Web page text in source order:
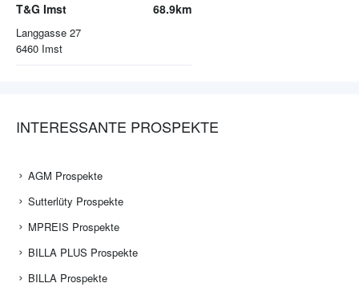
T&G Imst
Langgasse 27
6460 Imst
68.9km
INTERESSANTE PROSPEKTE
AGM Prospekte
Sutterlüty Prospekte
MPREIS Prospekte
BILLA PLUS Prospekte
BILLA Prospekte